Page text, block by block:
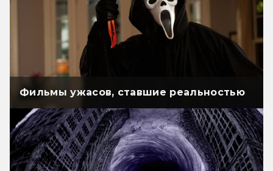
Фильмы ужасов, ставшие реальностью